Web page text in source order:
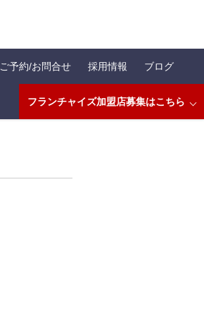
ご予約/お問合せ 採用情報 ブログ
フランチャイズ加盟店募集はこちら